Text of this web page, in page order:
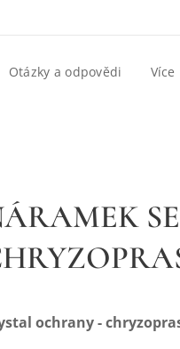
Otázky a odpovědi Více
ochrany -